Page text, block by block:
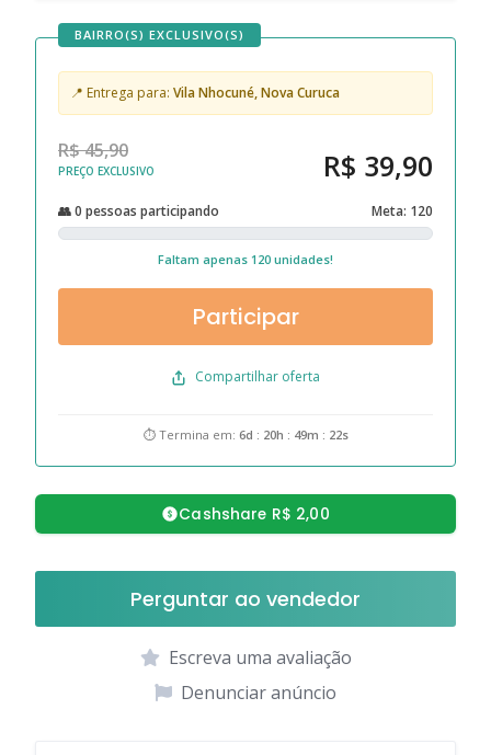
BAIRRO(S) EXCLUSIVO(S)
📍 Entrega para: Vila Nhocuné, Nova Curuca
R$ 45,90
PREÇO EXCLUSIVO R$ 39,90
👥 0 pessoas participando Meta: 120
Faltam apenas 120 unidades!
Participar
Compartilhar oferta
⏱ Termina em: 6d : 20h : 49m : 21s
Cashshare R$ 2,00
Perguntar ao vendedor
Escreva uma avaliação
Denunciar anúncio